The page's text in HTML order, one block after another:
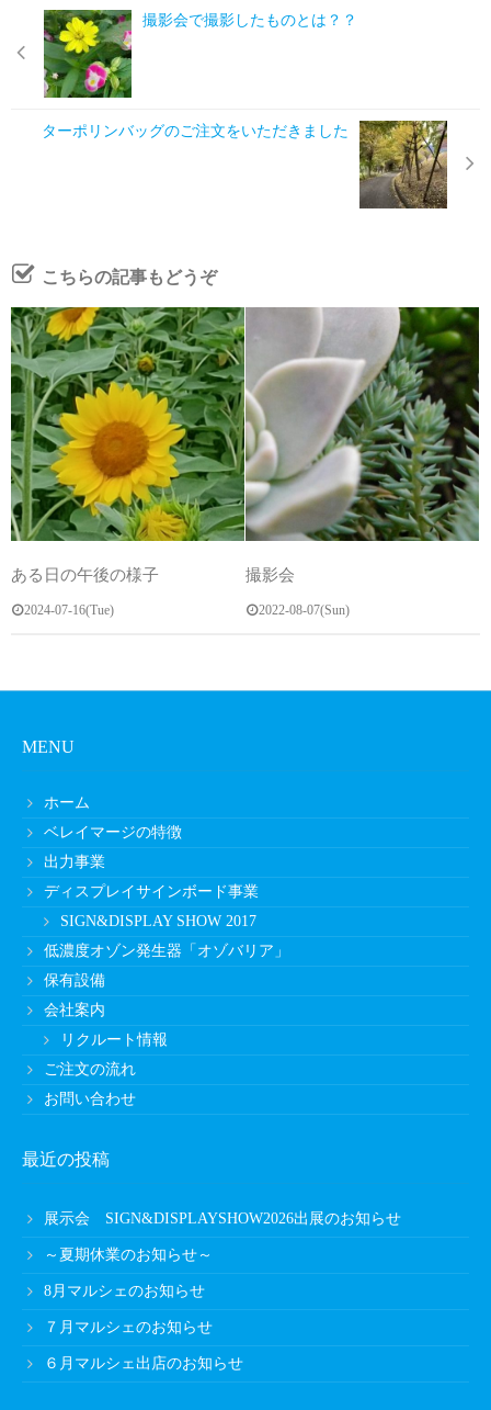
撮影会で撮影したものとは？？
ターポリンバッグのご注文をいただきました
こちらの記事もどうぞ
ある日の午後の様子
2024-07-16(Tue)
撮影会
2022-08-07(Sun)
MENU
ホーム
ベレイマージの特徴
出力事業
ディスプレイサインボード事業
SIGN&DISPLAY SHOW 2017
低濃度オゾン発生器「オゾバリア」
保有設備
会社案内
リクルート情報
ご注文の流れ
お問い合わせ
最近の投稿
展示会 SIGN&DISPLAYSHOW2026出展のお知らせ
～夏期休業のお知らせ～
8月マルシェのお知らせ
７月マルシェのお知らせ
６月マルシェ出店のお知らせ